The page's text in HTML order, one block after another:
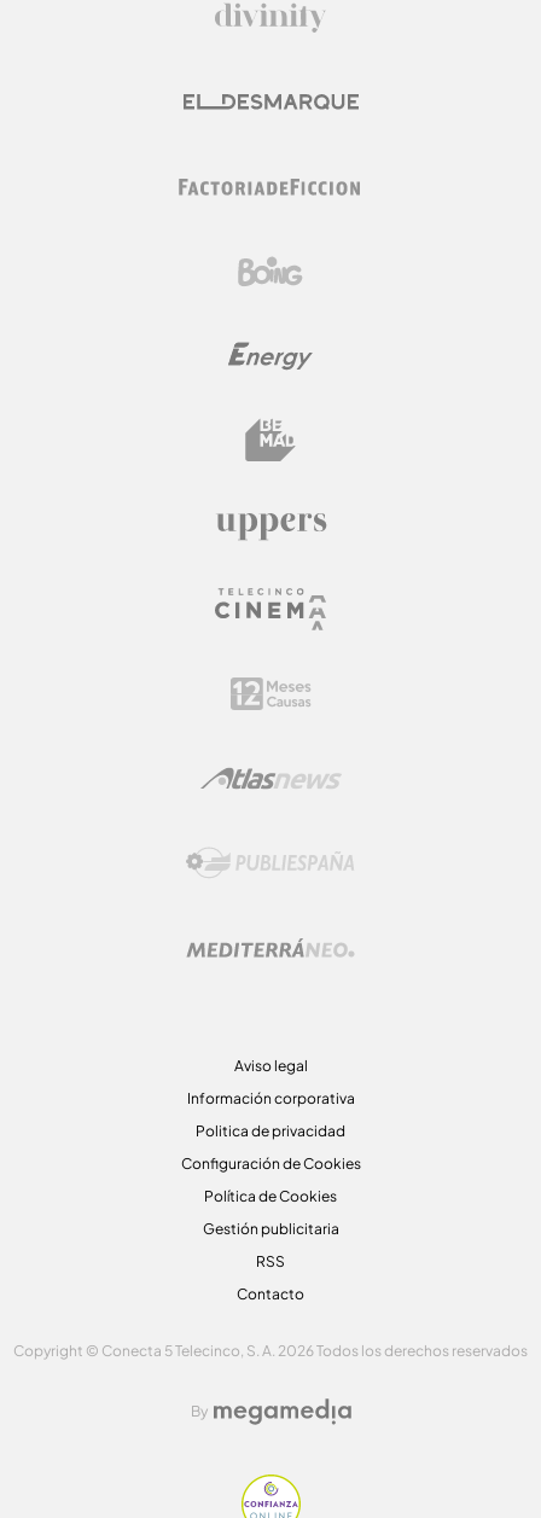
Aviso legal
Información corporativa
Politica de privacidad
Configuración de Cookies
Política de Cookies
Gestión publicitaria
RSS
Contacto
Copyright © Conecta 5 Telecinco, S. A. 2026 Todos los derechos reservados
By